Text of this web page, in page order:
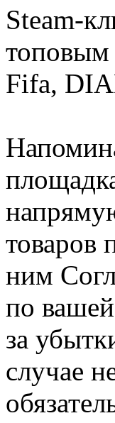
Steam-
топовым
Fifa,
товаров
ним
по вашей
за
случае